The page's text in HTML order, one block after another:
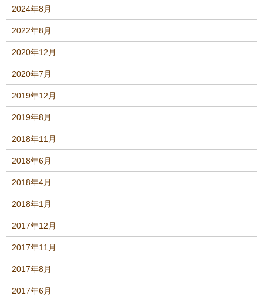
2024年8月
2022年8月
2020年12月
2020年7月
2019年12月
2019年8月
2018年11月
2018年6月
2018年4月
2018年1月
2017年12月
2017年11月
2017年8月
2017年6月